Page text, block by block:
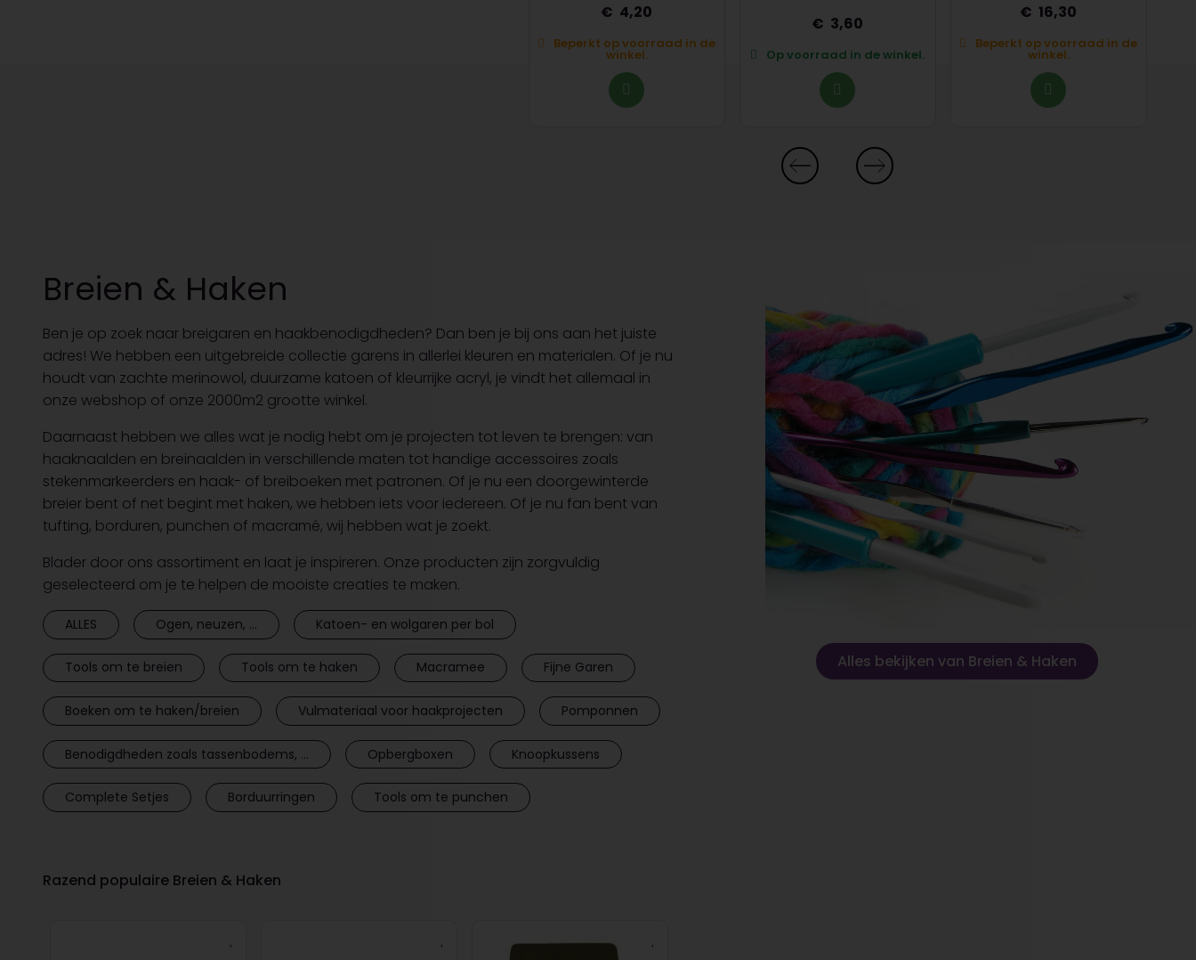
4,20
Beperkt op voorraad in de
winkel.
3,60
Op voorraad in de winkel.
16,30
Beperkt op voorraad in de
winkel.
Alles bekijken van Breien & Haken
Breien & Haken
Ben je op zoek naar breigaren en haakbenodigdheden? Dan ben je bij ons aan het juiste
adres! We hebben een uitgebreide collectie garens in allerlei kleuren en materialen. Of je nu
houdt van zachte merinowol, duurzame katoen of kleurrijke acryl, je vindt het allemaal in
onze webshop of onze 2000m2 grootte winkel.
Daarnaast hebben we alles wat je nodig hebt om je projecten tot leven te brengen: van
haaknaalden en breinaalden in verschillende maten tot handige accessoires zoals
stekenmarkeerders en haak- of breiboeken met patronen. Of je nu een doorgewinterde
breier bent of net begint met haken, we hebben iets voor iedereen. Of je nu fan bent van
tufting, borduren, punchen of macramé, wij hebben wat je zoekt.
Blader door ons assortiment en laat je inspireren. Onze producten zijn zorgvuldig
geselecteerd om je te helpen de mooiste creaties te maken.
ALLES Ogen, neuzen, ... Katoen- en wolgaren per bol
Tools om te breien Tools om te haken Macramee Fijne Garen
Boeken om te haken/breien Vulmateriaal voor haakprojecten Pomponnen
Benodigdheden zoals tassenbodems, ... Opbergboxen Knoopkussens
Complete Setjes Borduurringen Tools om te punchen
Razend populaire Breien & Haken